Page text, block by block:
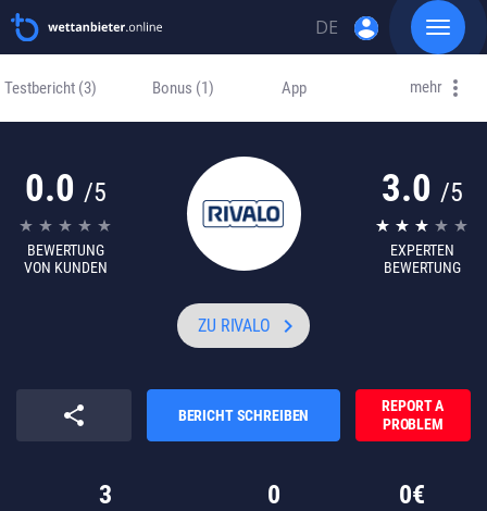
to
DE account_circle
Toggle
Testbericht (3) Bonus (1) App mehr
0.0 /5
BEWERTUNG
VON KUNDEN
3.0 /5
EXPERTEN
BEWERTUNG
ZU RIVALO keyboard_arrow_right
share BERICHT SCHREIBEN
REPORT A
PROBLEM
3 0 0€